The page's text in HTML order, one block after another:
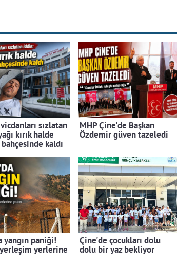
sızlatan
kırık halde
kaldı
MHP Çine'de Başkan
Özdemir güven tazeledi
yangın paniği!
yerlerine
Çine'de çocukları dolu
dolu bir yaz bekliyor